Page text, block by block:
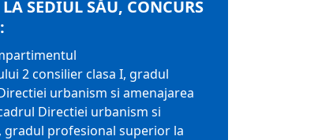
SEDIUL SĂU, CONCURS
2 consilier clasa I, gradul
urbanism si amenajarea
Directiei urbanism si
gradul profesional superior la